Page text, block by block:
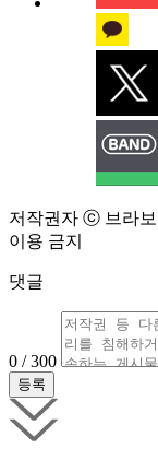
저작권자 ⓒ 브라
이용 금지
댓글
0 / 300